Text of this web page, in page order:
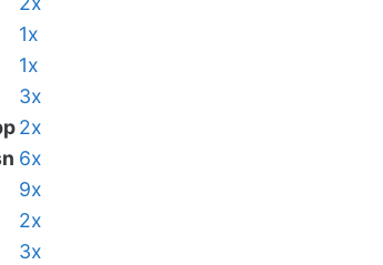
1x
1x
3x
2x
6x
9x
2x
3x